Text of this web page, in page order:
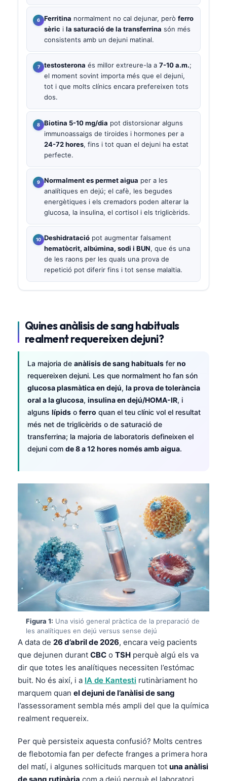
Ferritina normalment no cal dejunar, però ferro
sèric i la saturació de la transferrina són més
consistents amb un dejuni matinal.
testosterona és millor extreure-la a 7-10 a.m.;
el moment sovint importa més que el dejuni,
tot i que molts clínics encara prefereixen tots
dos.
Biotina 5-10 mg/dia pot distorsionar alguns
immunoassaigs de tiroides i hormones per a
24-72 hores, fins i tot quan el dejuni ha estat
perfecte.
Normalment es permet aigua per a les
analítiques en dejú; el cafè, les begudes
energètiques i els cremadors poden alterar la
glucosa, la insulina, el cortisol i els triglicèrids.
Deshidratació pot augmentar falsament
hematòcrit, albúmina, sodi i BUN, que és una
de les raons per les quals una prova de
repetició pot diferir fins i tot sense malaltia.
Quines anàlisis de sang habituals
realment requereixen dejuni?
La majoria de anàlisis de sang habituals fer no
requereixen dejuni. Les que normalment ho fan són
glucosa plasmàtica en dejú, la prova de tolerància
oral a la glucosa, insulina en dejú/HOMA-IR, i
alguns lípids o ferro quan el teu clínic vol el resultat
més net de triglicèrids o de saturació de
transferrina; la majoria de laboratoris defineixen el
dejuni com de 8 a 12 hores només amb aigua.
Figura 1: Una visió general pràctica de la preparació de
les analítiques en dejú versus sense dejú
A data de 26 d’abril de 2026, encara veig pacients
que dejunen durant CBC o TSH perquè algú els va
dir que totes les analítiques necessiten l’estómac
buit. No és així, i a IA de Kantesti rutinàriament ho
marquem quan el dejuni de l’anàlisi de sang
l’assessorament sembla més ampli del que la química
realment requereix.
Per què persisteix aquesta confusió? Molts centres
de flebotomia fan per defecte franges a primera hora
del matí, i algunes sol·licituds marquen tot una anàlisi